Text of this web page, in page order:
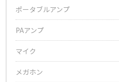
ポータブルアンプ
PAアンプ
マイク
メガホン